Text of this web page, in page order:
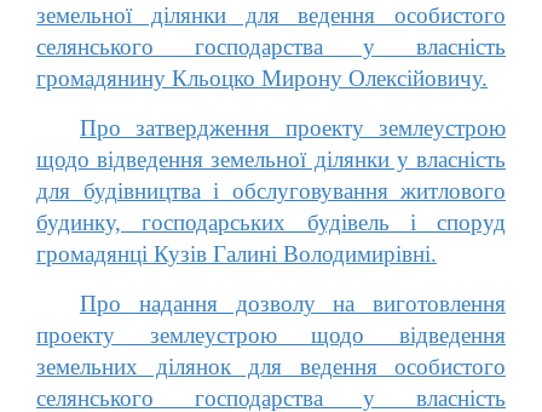
земельної ділянки для ведення особистого
селянського господарства у власність
громадянину Кльоцко Мирону Олексійовичу.
Про затвердження проекту землеустрою
щодо відведення земельної ділянки у власність
для будівництва і обслуговування житлового
будинку, господарських будівель і споруд
громадянці Кузів Галині Володимирівні.
Про надання дозволу на виготовлення
проекту землеустрою щодо відведення
земельних ділянок для ведення особистого
селянського господарства у власність